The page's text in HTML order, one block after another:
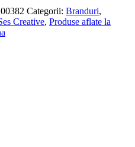
00382 Categorii: Branduri,
Creative, Produse aflate la